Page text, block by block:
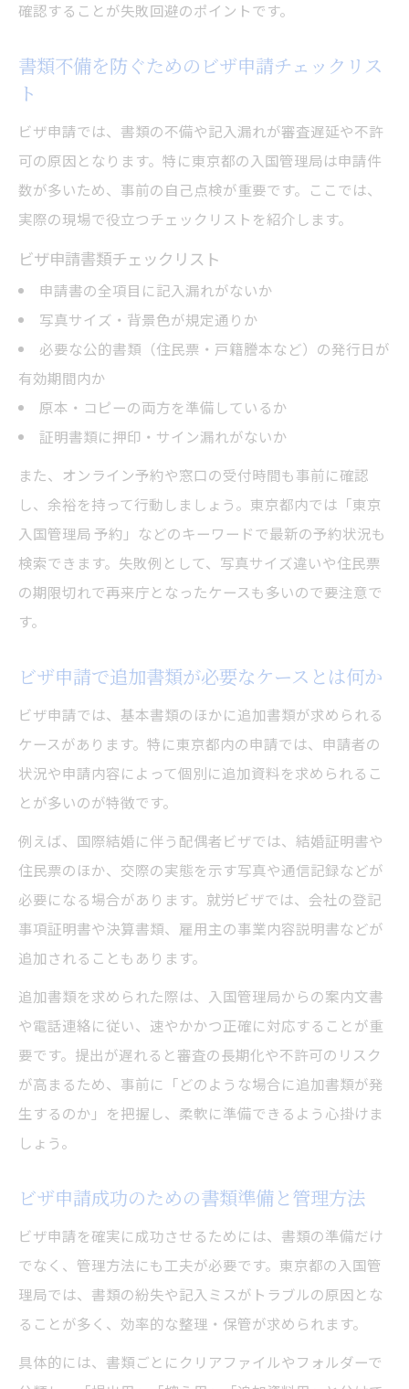
確認することが失敗回避のポイントです。
書類不備を防ぐためのビザ申請チェックリス
ト
ビザ申請では、書類の不備や記入漏れが審査遅延や不許
可の原因となります。特に東京都の入国管理局は申請件
数が多いため、事前の自己点検が重要です。ここでは、
実際の現場で役立つチェックリストを紹介します。
ビザ申請書類チェックリスト
申請書の全項目に記入漏れがないか
写真サイズ・背景色が規定通りか
必要な公的書類（住民票・戸籍謄本など）の発行日が
有効期間内か
原本・コピーの両方を準備しているか
証明書類に押印・サイン漏れがないか
また、オンライン予約や窓口の受付時間も事前に確認
し、余裕を持って行動しましょう。東京都内では「東京
入国管理局 予約」などのキーワードで最新の予約状況も
検索できます。失敗例として、写真サイズ違いや住民票
の期限切れで再来庁となったケースも多いので要注意で
す。
ビザ申請で追加書類が必要なケースとは何か
ビザ申請では、基本書類のほかに追加書類が求められる
ケースがあります。特に東京都内の申請では、申請者の
状況や申請内容によって個別に追加資料を求められるこ
とが多いのが特徴です。
例えば、国際結婚に伴う配偶者ビザでは、結婚証明書や
住民票のほか、交際の実態を示す写真や通信記録などが
必要になる場合があります。就労ビザでは、会社の登記
事項証明書や決算書類、雇用主の事業内容説明書などが
追加されることもあります。
追加書類を求められた際は、入国管理局からの案内文書
や電話連絡に従い、速やかかつ正確に対応することが重
要です。提出が遅れると審査の長期化や不許可のリスク
が高まるため、事前に「どのような場合に追加書類が発
生するのか」を把握し、柔軟に準備できるよう心掛けま
しょう。
ビザ申請成功のための書類準備と管理方法
ビザ申請を確実に成功させるためには、書類の準備だけ
でなく、管理方法にも工夫が必要です。東京都の入国管
理局では、書類の紛失や記入ミスがトラブルの原因とな
ることが多く、効率的な整理・保管が求められます。
具体的には、書類ごとにクリアファイルやフォルダーで